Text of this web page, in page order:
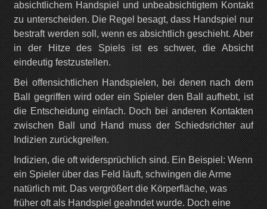
absichtlichem Handspiel und unbeabsichtigtem Kontakt
zu unterscheiden. Die Regel besagt, dass Handspiel nur
bestraft werden soll, wenn es absichtlich geschieht. Aber
in der Hitze des Spiels ist es schwer, die Absicht
eindeutig festzustellen.
Bei offensichtlichen Handspielen, bei denen nach dem
Ball gegriffen wird oder ein Spieler den Ball aufhebt, ist
die Entscheidung einfach. Doch bei anderen Kontakten
zwischen Ball und Hand muss der Schiedsrichter auf
Indizien zurückgreifen.
Indizien, die oft widersprüchlich sind. Ein Beispiel: Wenn
ein Spieler über das Feld läuft, schwingen die Arme
natürlich mit. Das vergrößert die Körperfläche, was
früher oft als Handspiel geahndet wurde. Doch eine